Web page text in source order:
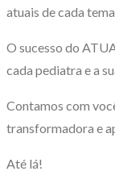
atuais de cada
O sucesso do
cada pediatra e a
Contamos com
transformadora e
Até lá!